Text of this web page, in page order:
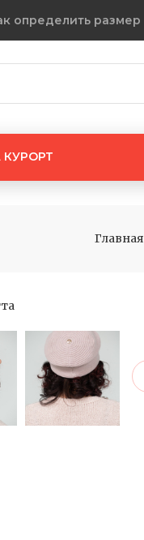
определить размер
КУРОРТ
Главная